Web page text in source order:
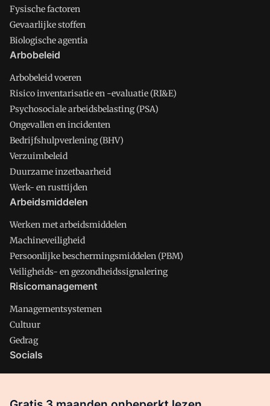
Fysische factoren
Gevaarlijke stoffen
Biologische agentia
Arbobeleid
Arbobeleid voeren
Risico inventarisatie en -evaluatie (RI&E)
Psychosociale arbeidsbelasting (PSA)
Ongevallen en incidenten
Bedrijfshulpverlening (BHV)
Verzuimbeleid
Duurzame inzetbaarheid
Werk- en rusttijden
Arbeidsmiddelen
Werken met arbeidsmiddelen
Machineveiligheid
Persoonlijke beschermingsmiddelen (PBM)
Veiligheids- en gezondheidssignalering
Risicomanagement
Managementsystemen
Cultuur
Gedrag
Socials